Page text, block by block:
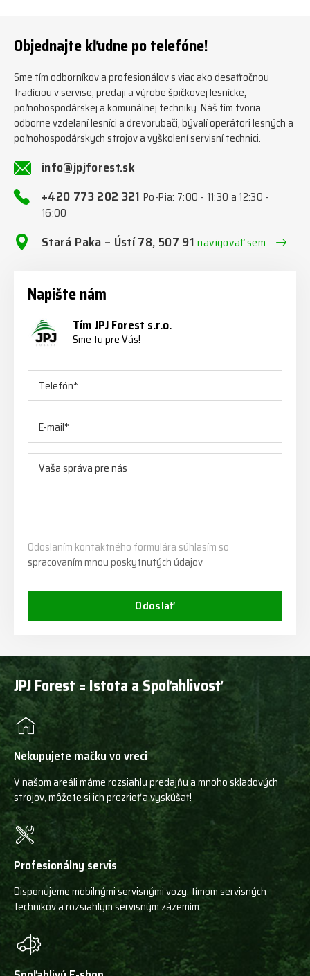
#firewoodproduction
#firewood #deitmer
Objednajte kľudne po telefóne!
Sme tím odborníkov a profesionálov s viac ako desaťročnou
tradíciou v servise, predaji a výrobe špičkovej lesnícke,
poľnohospodárskej a komunálnej techniky. Náš tím tvoria
odborne vzdelaní lesníci a drevorubači, bývalí operátori lesných a
poľnohospodárskych strojov a vyškolení servisní technici.
info@jpjforest.sk
+420 773 202 321Po-Pia: 7:00 - 11:30 a 12:30 -
16:00
Stará Paka – Ústí 78, 507 91navigovať sem
Napíšte nám
Tím JPJ Forest s.r.o.
Sme tu pre Vás!
Odoslaním kontaktného formulára súhlasím so
spracovaním mnou poskytnutých údajov
Odoslať
JPJ Forest = Istota a Spoľahlivosť
Nekupujete mačku vo vreci
V našom areáli máme rozsiahlu predajňu a mnoho skladových
strojov, môžete si ich prezrieť a vyskúšať!
Profesionálny servis
Disponujeme mobilnými servisnými vozy, tímom servisných
technikov a rozsiahlym servisným zázemím.